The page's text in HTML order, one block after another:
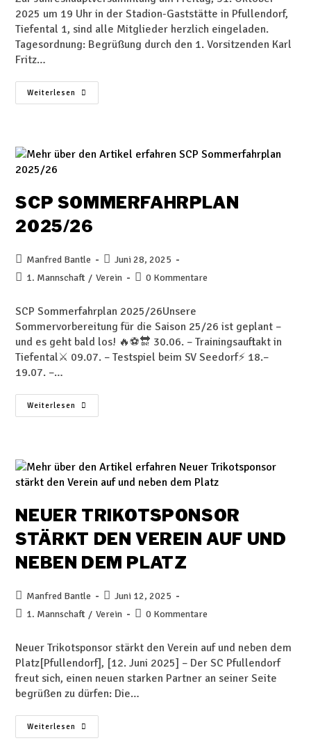
2025 um 19 Uhr in der Stadion-Gaststätte in Pfullendorf,
Tiefental 1, sind alle Mitglieder herzlich eingeladen.
Tagesordnung: Begrüßung durch den 1. Vorsitzenden Karl
Fritz…
Weiterlesen
SCP SOMMERFAHRPLAN
2025/26
Manfred Bantle
Juni 28, 2025
1. Mannschaft / Verein 0 Kommentare
SCP Sommerfahrplan 2025/26Unsere
Sommervorbereitung für die Saison 25/26 ist geplant –
und es geht bald los! 🔥⚽🔛 30.06. – Trainingsauftakt in
Tiefental⚔️ 09.07. – Testspiel beim SV Seedorf⚡ 18.–
19.07. –…
Weiterlesen
NEUER TRIKOTSPONSOR
STÄRKT DEN VEREIN AUF UND
NEBEN DEM PLATZ
Manfred Bantle
Juni 12, 2025
1. Mannschaft / Verein 0 Kommentare
Neuer Trikotsponsor stärkt den Verein auf und neben dem
Platz[Pfullendorf], [12. Juni 2025] – Der SC Pfullendorf
freut sich, einen neuen starken Partner an seiner Seite
begrüßen zu dürfen: Die…
Weiterlesen